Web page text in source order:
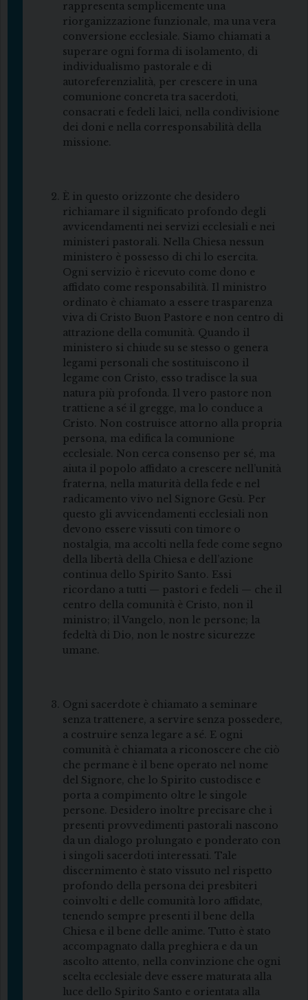
rappresenta semplicemente una
riorganizzazione funzionale, ma una vera
conversione ecclesiale. Siamo chiamati a
superare ogni forma di isolamento, di
individualismo pastorale e di
autoreferenzialità, per crescere in una
comunione concreta tra sacerdoti,
consacrati e fedeli laici, nella condivisione
dei doni e nella corresponsabilità della
missione.
È in questo orizzonte che desidero
richiamare il significato profondo degli
avvicendamenti nei servizi ecclesiali e nei
ministeri pastorali. Nella Chiesa nessun
ministero è possesso di chi lo esercita.
Ogni servizio è ricevuto come dono e
affidato come responsabilità. Il ministro
ordinato è chiamato a essere trasparenza
viva di Cristo Buon Pastore e non centro di
attrazione della comunità. Quando il
ministero si chiude su se stesso o genera
legami personali che sostituiscono il
legame con Cristo, esso tradisce la sua
natura più profonda. Il vero pastore non
trattiene a sé il gregge, ma lo conduce a
Cristo. Non costruisce attorno alla propria
persona, ma edifica la comunione
ecclesiale. Non cerca consenso per sé, ma
aiuta il popolo affidato a crescere nell’unità
fraterna, nella maturità della fede e nel
radicamento vivo nel Signore Gesù. Per
questo gli avvicendamenti ecclesiali non
devono essere vissuti con timore o
nostalgia, ma accolti nella fede come segno
della libertà della Chiesa e dell’azione
continua dello Spirito Santo. Essi
ricordano a tutti — pastori e fedeli — che il
centro della comunità è Cristo, non il
ministro; il Vangelo, non le persone; la
fedeltà di Dio, non le nostre sicurezze
umane.
Ogni sacerdote è chiamato a seminare
senza trattenere, a servire senza possedere,
a costruire senza legare a sé. E ogni
comunità è chiamata a riconoscere che ciò
che permane è il bene operato nel nome
del Signore, che lo Spirito custodisce e
porta a compimento oltre le singole
persone. Desidero inoltre precisare che i
presenti provvedimenti pastorali nascono
da un dialogo prolungato e ponderato con
i singoli sacerdoti interessati. Tale
discernimento è stato vissuto nel rispetto
profondo della persona dei presbiteri
coinvolti e delle comunità loro affidate,
tenendo sempre presenti il bene della
Chiesa e il bene delle anime. Tutto è stato
accompagnato dalla preghiera e da un
ascolto attento, nella convinzione che ogni
scelta ecclesiale deve essere maturata alla
luce dello Spirito Santo e orientata alla